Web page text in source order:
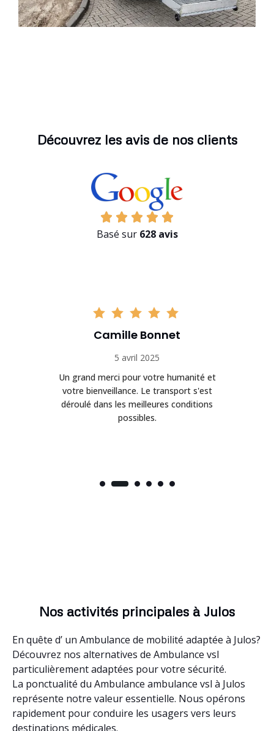
Découvrez les avis de nos clients
Basé sur 628 avis
Camille Bonnet
5 avril 2025
Un grand merci pour votre humanité et
votre bienveillance. Le transport s'est
déroulé dans les meilleures conditions
possibles.
Nos activités principales à Julos
En quête d’ un Ambulance de mobilité adaptée à Julos?
Découvrez nos alternatives de Ambulance vsl
particulièrement adaptées pour votre sécurité.
La ponctualité du Ambulance ambulance vsl à Julos
représente notre valeur essentielle. Nous opérons
rapidement pour conduire les usagers vers leurs
destinations médicales.